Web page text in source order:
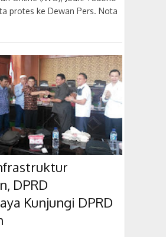
protes ke Dewan Pers. Nota
DPRD
Kunjungi DPRD